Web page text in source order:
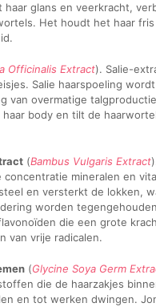
glans en veerkracht,
Het houdt het haar fris
Officinalis Extract). Salie-
Salie haarspoeling
van overmatige
body en tilt de
(Bambus Vulgaris Extract
mineralen en
en versterkt de lokken,
worden
die een grote
van vrije radicalen.
(Glycine Soya Germ
die de haarzakjes
en tot werken dwingen.